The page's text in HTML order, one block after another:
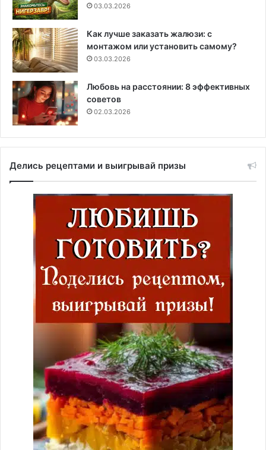
03.03.2026
Как лучше заказать жалюзи: с
монтажом или установить самому?
03.03.2026
Любовь на расстоянии: 8 эффективных
советов
02.03.2026
Делись рецептами и выигрывай призы